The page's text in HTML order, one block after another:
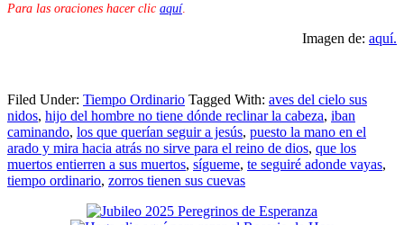
Para las oraciones hacer clic aquí.
Imagen de: aquí.
Filed Under: Tiempo Ordinario Tagged With: aves del cielo sus
nidos, hijo del hombre no tiene dónde reclinar la cabeza, iban
caminando, los que querían seguir a jesús, puesto la mano en el
arado y mira hacia atrás no sirve para el reino de dios, que los
muertos entierren a sus muertos, sígueme, te seguiré adonde vayas,
tiempo ordinario, zorros tienen sus cuevas
Primary